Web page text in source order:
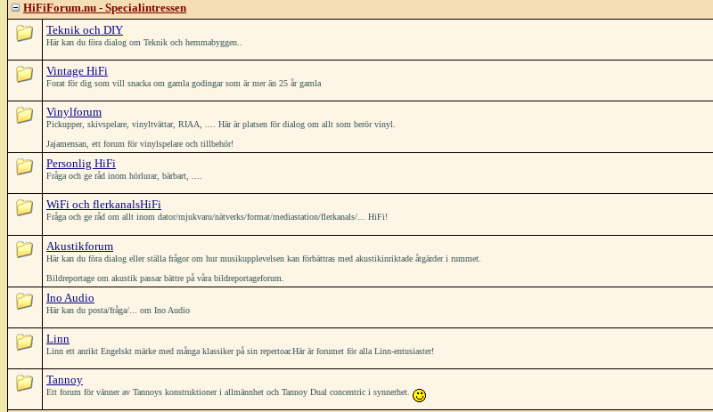
HiFiForum.nu - Specialintressen
Teknik och DIY
Här kan du föra dialog om Teknik och hemmabyggen..
Vintage HiFi
Forat för dig som vill snacka om gamla godingar som är mer än 25 år gamla
Vinylforum
Pickupper, skivspelare, vinyltvättar, RIAA, .... Här är platsen för dialog om allt som berör vinyl.
Jajamensan, ett forum för vinylspelare och tillbehör!
Personlig HiFi
Fråga och ge råd inom hörlurar, bärbart, ....
WiFi och flerkanalsHiFi
Fråga och ge råd om allt inom dator/mjukvaru/nätverks/format/mediastation/flerkanals/... HiFi!
Akustikforum
Här kan du föra dialog eller ställa frågor om hur musikupplevelsen kan förbättras med akustikinriktade åtgärder i rummet.
Bildreportage om akustik passar bättre på våra bildreportageforum.
Ino Audio
Här kan du posta/fråga/... om Ino Audio
Linn
Linn ett anrikt Engelskt märke med många klassiker på sin repertoar.Här är forumet för alla Linn-entusiaster!
Tannoy
Ett forum för vänner av Tannoys konstruktioner i allmännhet och Tannoy Dual concentric i synnerhet.